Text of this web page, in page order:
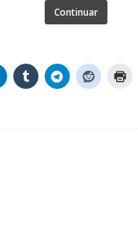
Continuar